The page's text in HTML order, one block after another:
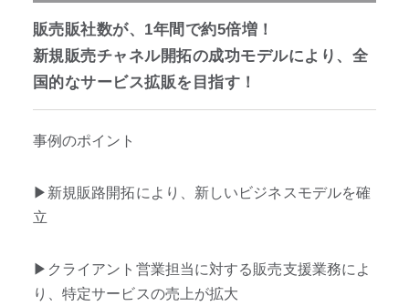
販売販社数が、1年間で約5倍増！
新規販売チャネル開拓の成功モデルにより、全
国的なサービス拡販を目指す！
事例のポイント
▶︎新規販路開拓により、新しいビジネスモデルを確
立
▶︎クライアント営業担当に対する販売支援業務によ
り、特定サービスの売上が拡大